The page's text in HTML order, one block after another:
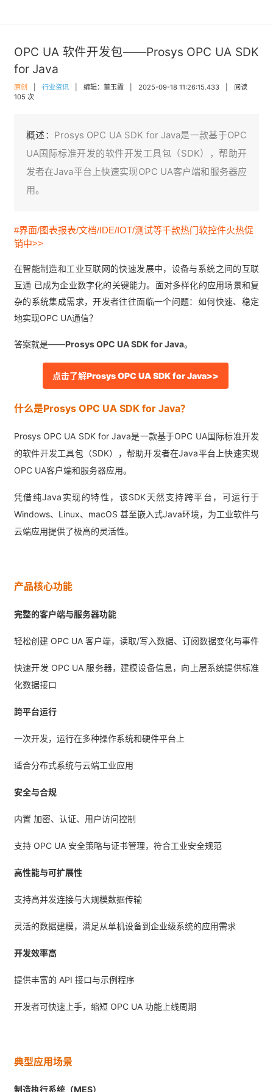
OPC UA 软件开发包——Prosys OPC UA SDK
for Java
原创 行业资讯 编辑：董玉霞 2025-09-18 11:26:15.433
阅读
105 次
概述： Prosys OPC UA SDK for Java是一款基于OPC
UA国际标准开发的软件开发工具包（SDK），帮助开
发者在Java平台上快速实现OPC UA客户端和服务器应
用。
#界面/图表报表/文档/IDE/IOT/测试等千款热门软控件火热促
销中>>
在智能制造和工业互联网的快速发展中，设备与系统之间的互联
互通 已成为企业数字化的关键能力。面对多样化的应用场景和复
杂的系统集成需求，开发者往往面临一个问题：如何快速、稳定
地实现OPC UA通信？
答案就是——Prosys OPC UA SDK for Java。
点击了解Prosys OPC UA SDK for Java>>
什么是Prosys OPC UA SDK for Java？
Prosys OPC UA SDK for Java是一款基于OPC UA国际标准开发
的软件开发工具包（SDK），帮助开发者在Java平台上快速实现
OPC UA客户端和服务器应用。
凭借纯Java实现的特性，该SDK天然支持跨平台，可运行于
Windows、Linux、macOS 甚至嵌入式Java环境，为工业软件与
云端应用提供了极高的灵活性。
产品核心功能
完整的客户端与服务器功能
轻松创建 OPC UA 客户端，读取/写入数据、订阅数据变化与事件
快速开发 OPC UA 服务器，建模设备信息，向上层系统提供标准
化数据接口
跨平台运行
一次开发，运行在多种操作系统和硬件平台上
适合分布式系统与云端工业应用
安全与合规
内置 加密、认证、用户访问控制
支持 OPC UA 安全策略与证书管理，符合工业安全规范
高性能与可扩展性
支持高并发连接与大规模数据传输
灵活的数据建模，满足从单机设备到企业级系统的应用需求
开发效率高
提供丰富的 API 接口与示例程序
开发者可快速上手，缩短 OPC UA 功能上线周期
典型应用场景
制造执行系统（MES）